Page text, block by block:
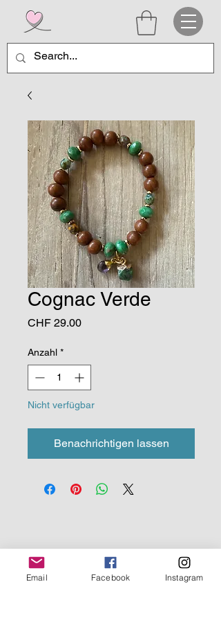
Cognac Verde
CHF 29.00Preis
Anzahl *
Nicht verfügbar
Benachrichtigen lassen
Email Facebook Instagram